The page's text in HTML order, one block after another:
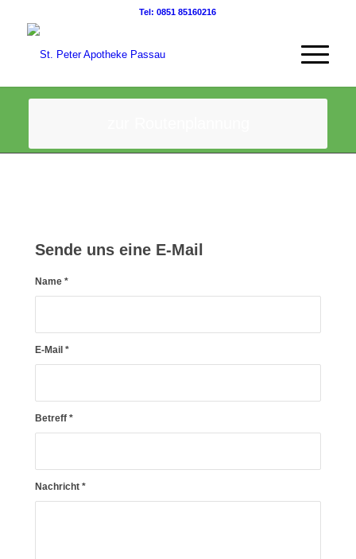
Tel: 0851 85160216
Sende uns eine E-Mail
Name *
E-Mail *
Betreff *
Nachricht *